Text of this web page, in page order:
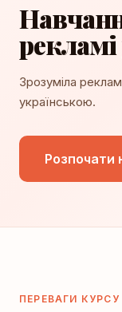
Зрозуміла
українською.
Розпочати
ПЕРЕВАГИ КУРСУ